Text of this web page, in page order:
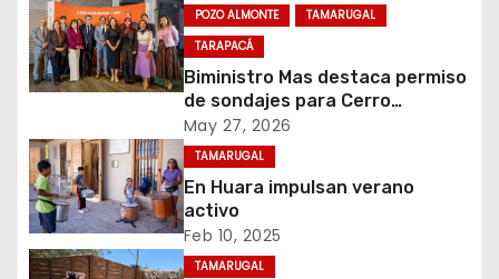
i
ó
d
e
e
POZO ALMONTE
TAMARUGAL
TARAPACÁ
Biministro Mas destaca permiso
de sondajes para Cerro
Colorado
May 27, 2026
TAMARUGAL
En Huara impulsan verano
activo
Feb 10, 2025
TAMARUGAL